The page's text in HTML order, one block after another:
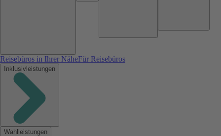
Reisebüros in Ihrer NäheFür Reisebüros
Inklusivleistungen
Wahlleistungen